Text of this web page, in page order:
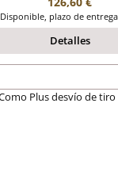
Disponible, plazo de
Detalles